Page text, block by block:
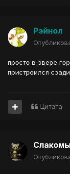
Рэйнол
просто в эвере
пристроился
Цитата